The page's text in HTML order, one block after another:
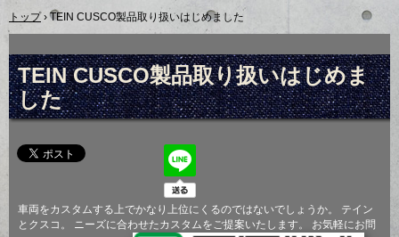
コ
ン
テ
ン
ツ
へ
ス
キ
トップ › TEIN CUSCO製品取り扱いはじめました
TEIN CUSCO製品取り扱いはじめま
した
車両をカスタムする上でかなり上位にくるのではないでしょうか。 テイン
とクスコ。 ニーズに合わせたカスタムをご提案いたします。 お気軽にお問